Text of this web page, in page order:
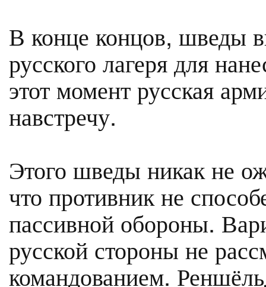
В конце концов, шведы
русского лагеря для
этот момент русская
навстречу.
Этого шведы никак не
что противник не
пассивной обороны.
русской стороны не
командованием.